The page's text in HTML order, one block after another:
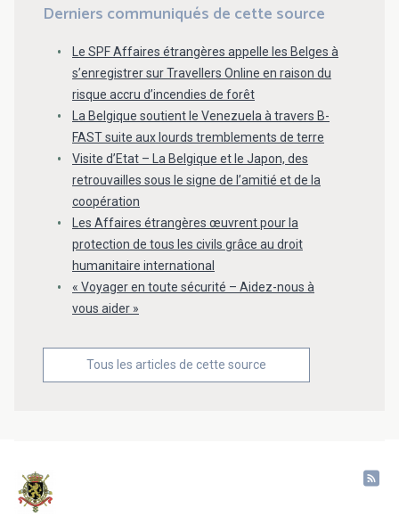
Derniers communiqués de cette source
Le SPF Affaires étrangères appelle les Belges à
s’enregistrer sur Travellers Online en raison du
risque accru d’incendies de forêt
La Belgique soutient le Venezuela à travers B-
FAST suite aux lourds tremblements de terre
Visite d’Etat – La Belgique et le Japon, des
retrouvailles sous le signe de l’amitié et de la
coopération
Les Affaires étrangères œuvrent pour la
protection de tous les civils grâce au droit
humanitaire international
« Voyager en toute sécurité – Aidez-nous à
vous aider »
Tous les articles de cette source